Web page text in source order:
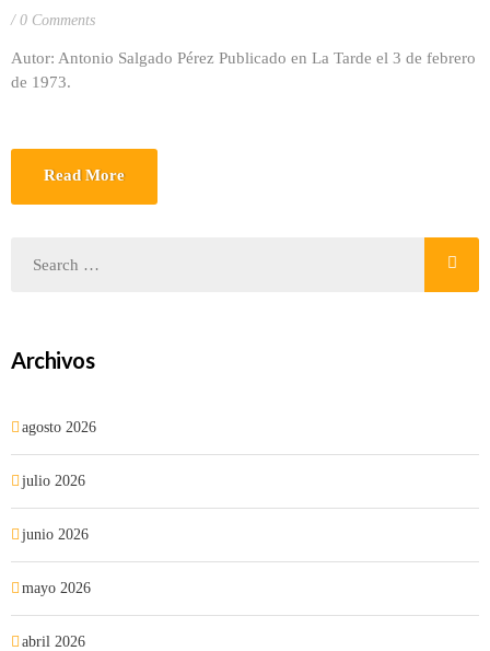
0 Comments
Autor: Antonio Salgado Pérez Publicado en La Tarde el 3 de febrero
de 1973.
Read More
Archivos
agosto 2026
julio 2026
junio 2026
mayo 2026
abril 2026